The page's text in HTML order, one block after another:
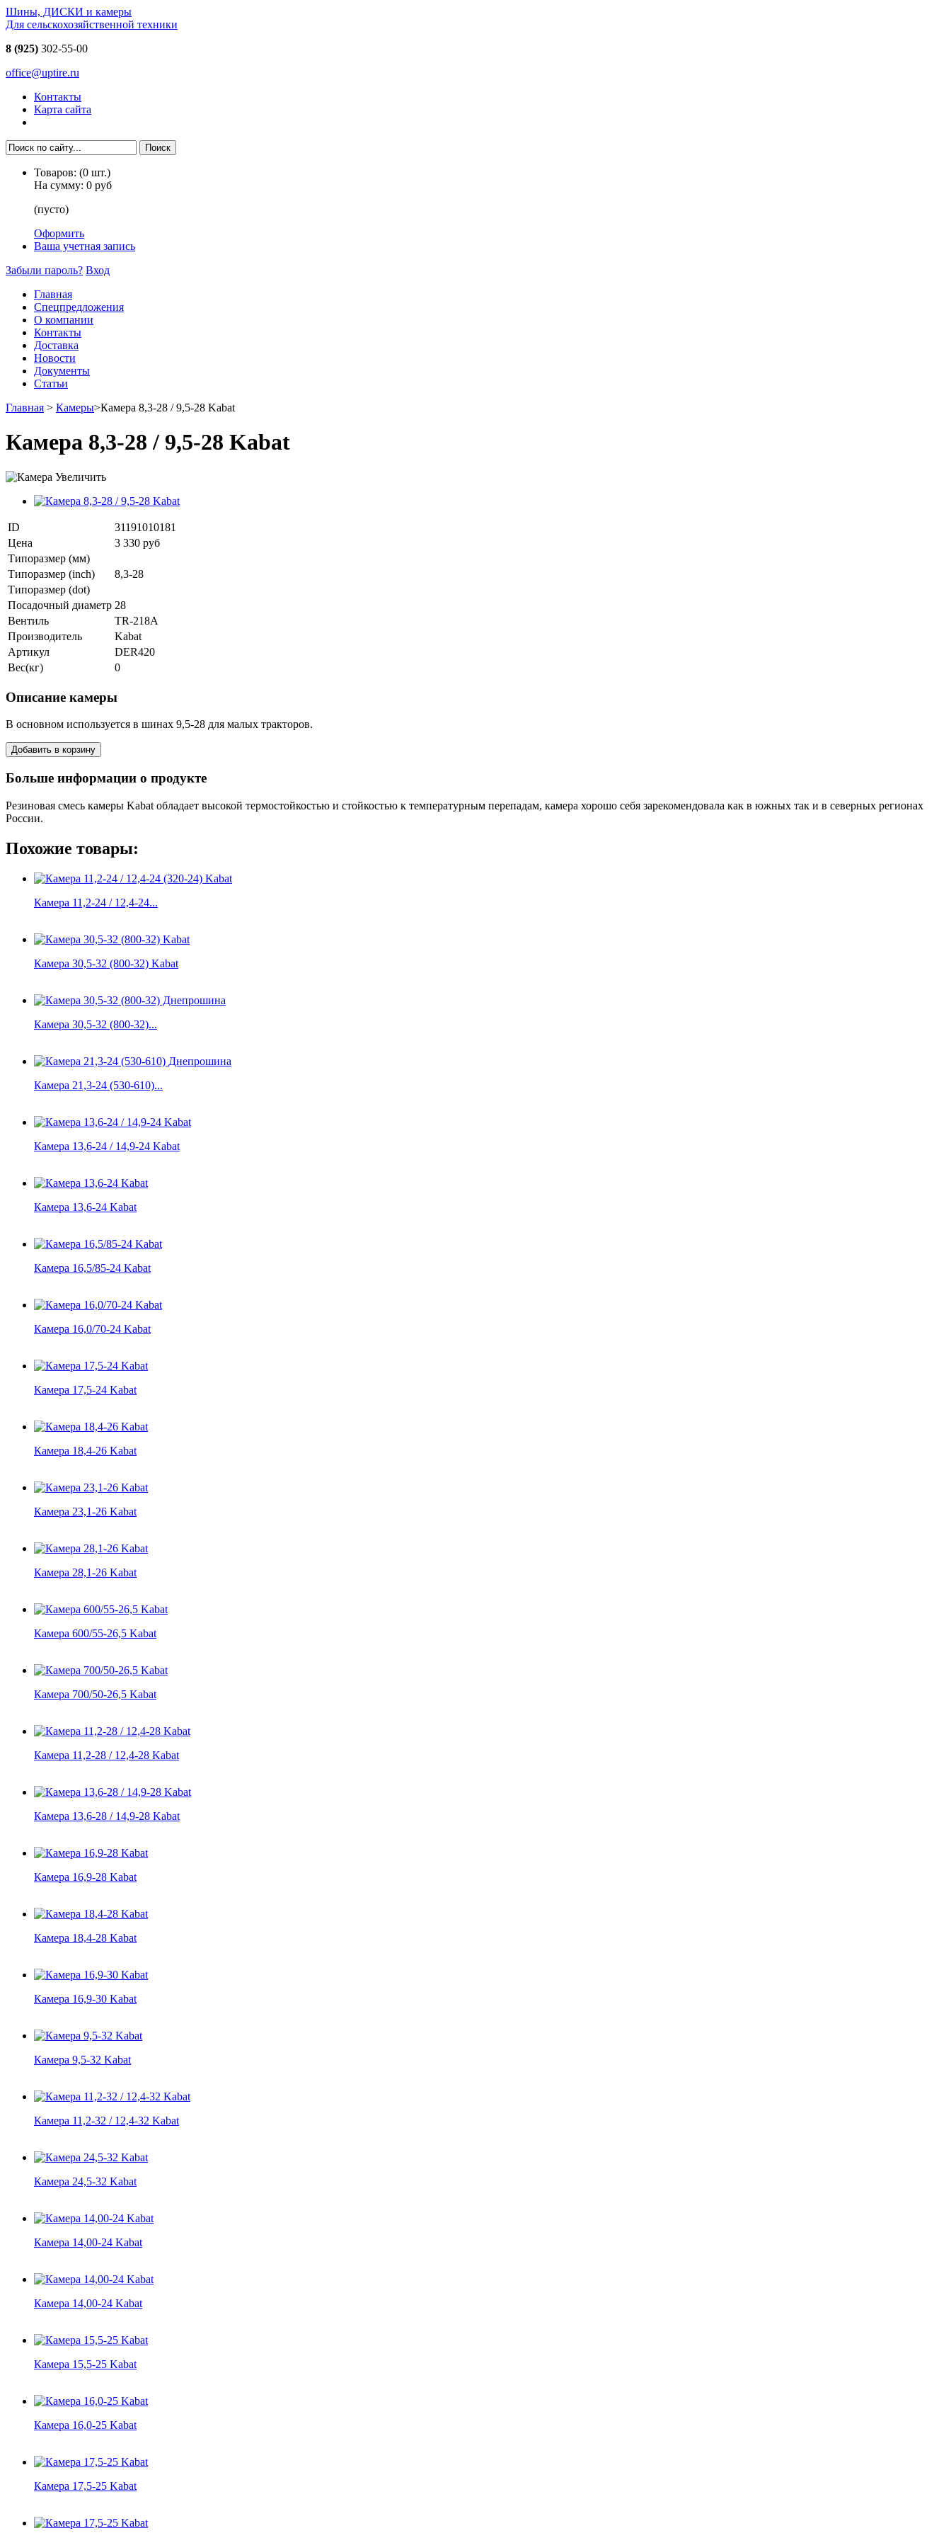
Шины, ДИСКИ и камеры
Для сельскохозяйственной техники
8 (925) 302-55-00
office@uptire.ru
Контакты
Карта сайта
Товаров: (0 шт.)
На сумму: 0 руб
(пусто)
Оформить
Ваша учетная запись
Забыли пароль? Вход
Главная
Спецпредложения
О компании
Контакты
Доставка
Новости
Документы
Статьи
Главная > Камеры>Камера 8,3-28 / 9,5-28 Kabat
Камера 8,3-28 / 9,5-28 Kabat
Увеличить
ID
31191010181
Цена
3 330 руб
Типоразмер (мм)
Типоразмер (inch)
8,3-28
Типоразмер (dot)
Посадочный диаметр 28
Вентиль
TR-218A
Производитель
Kabat
Артикул
DER420
Вес(кг)
0
Описание камеры
В основном используется в шинах 9,5-28 для малых тракторов.
Больше информации о продукте
Резиновая смесь камеры Kabat обладает высокой термостойкостью и стойкостью к температурным перепадам, камера хорошо себя зарекомендовала как в южных так и в северных регионах
России.
Похожие товары:
Камера 11,2-24 / 12,4-24...
Камера 30,5-32 (800-32) Kabat
Камера 30,5-32 (800-32)...
Камера 21,3-24 (530-610)...
Камера 13,6-24 / 14,9-24 Kabat
Камера 13,6-24 Kabat
Камера 16,5/85-24 Kabat
Камера 16,0/70-24 Kabat
Камера 17,5-24 Kabat
Камера 18,4-26 Kabat
Камера 23,1-26 Kabat
Камера 28,1-26 Kabat
Камера 600/55-26,5 Kabat
Камера 700/50-26,5 Kabat
Камера 11,2-28 / 12,4-28 Kabat
Камера 13,6-28 / 14,9-28 Kabat
Камера 16,9-28 Kabat
Камера 18,4-28 Kabat
Камера 16,9-30 Kabat
Камера 9,5-32 Kabat
Камера 11,2-32 / 12,4-32 Kabat
Камера 24,5-32 Kabat
Камера 14,00-24 Kabat
Камера 14,00-24 Kabat
Камера 15,5-25 Kabat
Камера 16,0-25 Kabat
Камера 17,5-25 Kabat